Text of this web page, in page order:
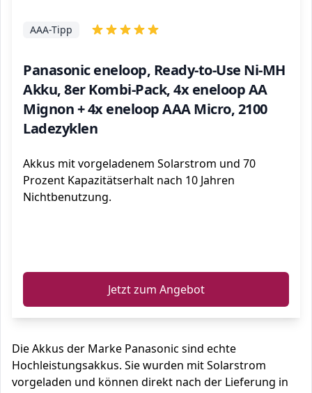
Panasonic eneloop, Ready-to-Use Ni-MH
Akku, 8er Kombi-Pack, 4x eneloop AA
Mignon + 4x eneloop AAA Micro, 2100
Ladezyklen
AAA-Tipp
Akkus mit vorgeladenem Solarstrom und 70
Prozent Kapazitätserhalt nach 10 Jahren
Nichtbenutzung.
Jetzt zum Angebot
Die Akkus der Marke Panasonic sind echte
Hochleistungsakkus. Sie wurden mit Solarstrom
vorgeladen und können direkt nach der Lieferung in